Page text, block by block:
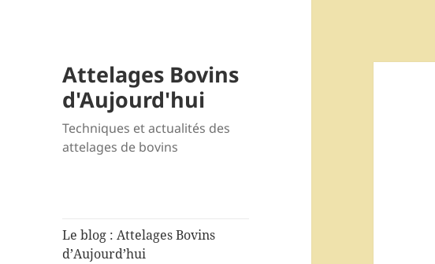
Attelages Bovins
d'Aujourd'hui
Techniques et actualités des
attelages de bovins
Le blog : Attelages Bovins
d’Aujourd’hui